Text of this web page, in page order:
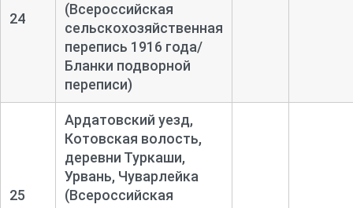
24
(Всероссийская
сельскохозяйственная
перепись 1916 года/
Бланки подворной
переписи)
25
Ардатовский уезд,
Котовская волость,
деревни Туркаши,
Урвань, Чуварлейка
(Всероссийская